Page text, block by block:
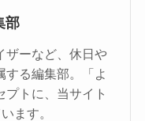
部
ザーなど、休日や
する編集部。「よ
プトに、当サイト
ます。